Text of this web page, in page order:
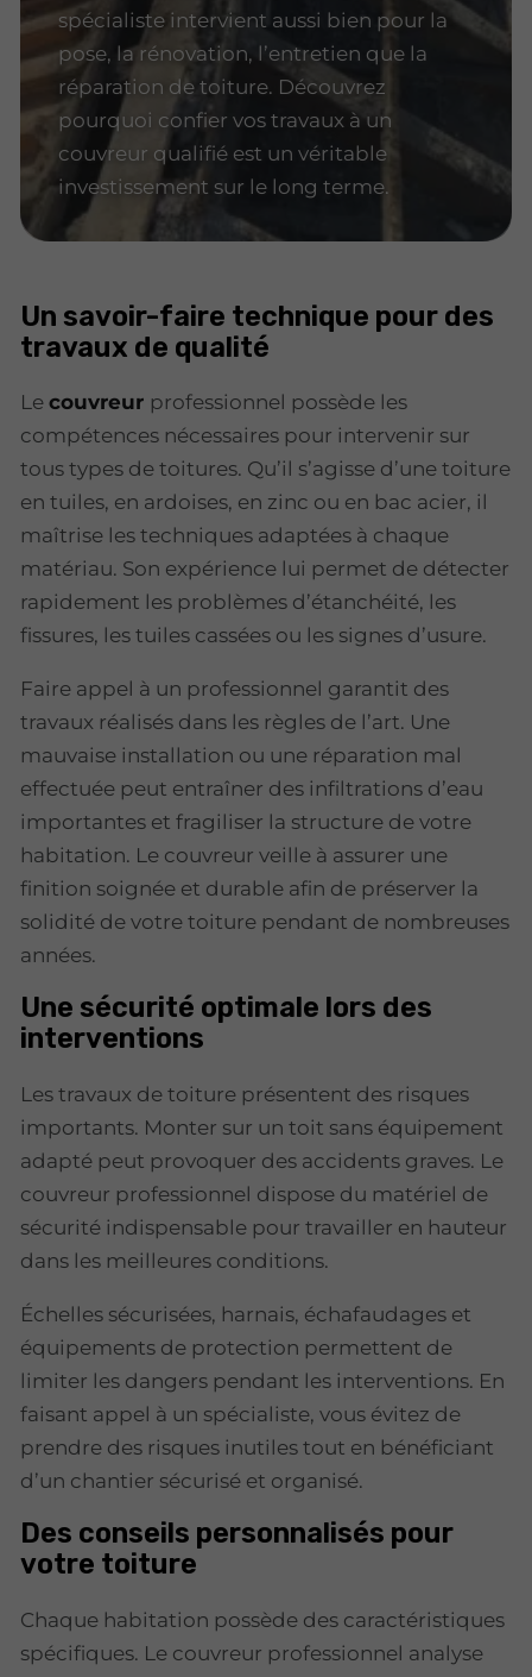
spécialiste intervient aussi bien pour la
pose, la rénovation, l’entretien que la
réparation de toiture. Découvrez
pourquoi confier vos travaux à un
couvreur qualifié est un véritable
investissement sur le long terme.
Un savoir-faire technique pour des
travaux de qualité
Le couvreur professionnel possède les
compétences nécessaires pour intervenir sur
tous types de toitures. Qu’il s’agisse d’une toiture
en tuiles, en ardoises, en zinc ou en bac acier, il
maîtrise les techniques adaptées à chaque
matériau. Son expérience lui permet de détecter
rapidement les problèmes d’étanchéité, les
fissures, les tuiles cassées ou les signes d’usure.
Faire appel à un professionnel garantit des
travaux réalisés dans les règles de l’art. Une
mauvaise installation ou une réparation mal
effectuée peut entraîner des infiltrations d’eau
importantes et fragiliser la structure de votre
habitation. Le couvreur veille à assurer une
finition soignée et durable afin de préserver la
solidité de votre toiture pendant de nombreuses
années.
Une sécurité optimale lors des
interventions
Les travaux de toiture présentent des risques
importants. Monter sur un toit sans équipement
adapté peut provoquer des accidents graves. Le
couvreur professionnel dispose du matériel de
sécurité indispensable pour travailler en hauteur
dans les meilleures conditions.
Échelles sécurisées, harnais, échafaudages et
équipements de protection permettent de
limiter les dangers pendant les interventions. En
faisant appel à un spécialiste, vous évitez de
prendre des risques inutiles tout en bénéficiant
d’un chantier sécurisé et organisé.
Des conseils personnalisés pour
votre toiture
Chaque habitation possède des caractéristiques
spécifiques. Le couvreur professionnel analyse